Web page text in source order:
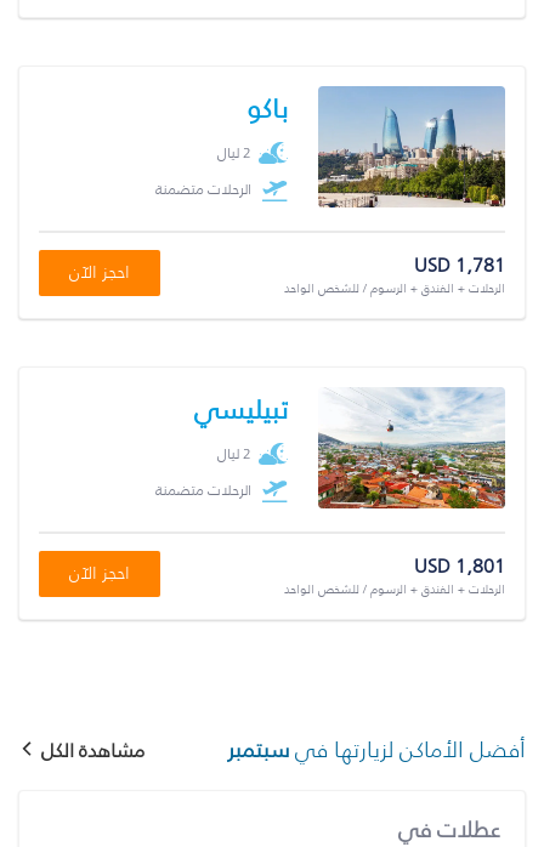
باكو
2 ليال
الرحلات متضمنة
USD 1,781
الرحلات + الفندق + الرسوم / للشخص الواحد
احجز الآن
تبيليسي
2 ليال
الرحلات متضمنة
USD 1,801
الرحلات + الفندق + الرسوم / للشخص الواحد
احجز الآن
أفضل الأماكن لزيارتها فيسبتمبر مشاهدة الكل
عطلات في